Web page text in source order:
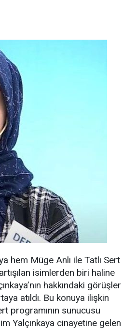
hem Müge Anlı ile Tatlı Sert
isimlerden biri haline
hakkındaki görüşler
atıldı. Bu konuya ilişkin
programının sunucusu
Yalçınkaya cinayetine gelen